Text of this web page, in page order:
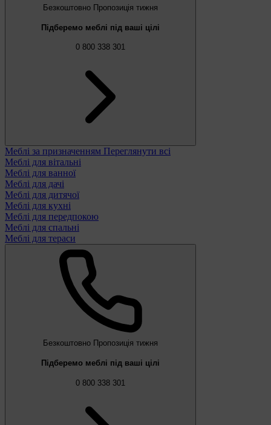
Безкоштовно Пропозиція тижня
Підберемо меблі під ваші цілі
0 800 338 301
Меблі за призначенням Переглянути всі
Меблі для вітальні
Меблі для ванної
Меблі для дачі
Меблі для дитячої
Меблі для кухні
Меблі для передпокою
Меблі для спальні
Меблі для тераси
Безкоштовно Пропозиція тижня
Підберемо меблі під ваші цілі
0 800 338 301